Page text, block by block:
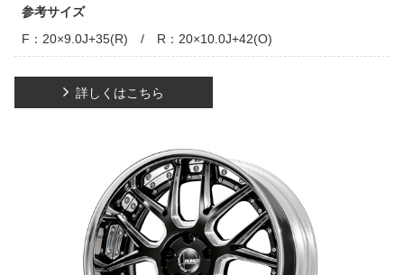
参考サイズ
F：20×9.0J+35(R) / R：20×10.0J+42(O)
詳しくはこちら